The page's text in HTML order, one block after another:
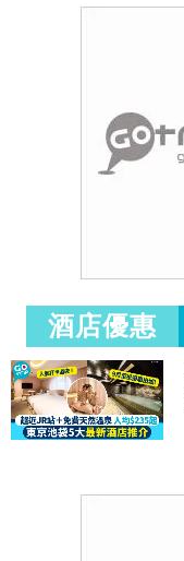
酒店優惠